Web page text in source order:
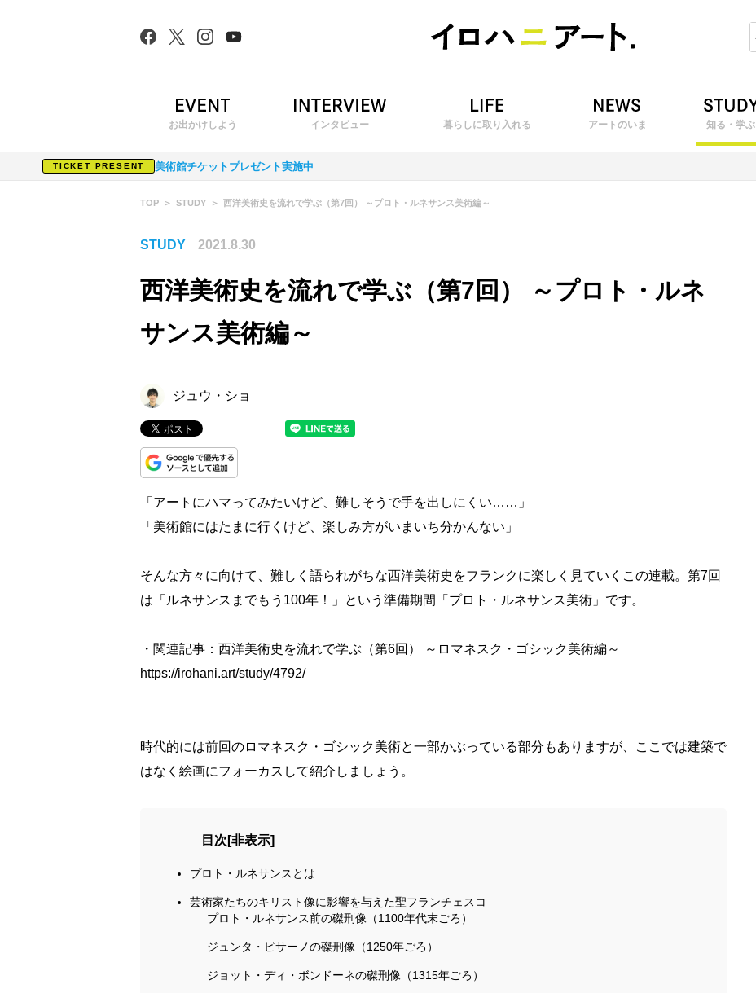
お出かけしよう インタビュー 暮らしに取り入れる アートのいま 知る・学ぶ
TICKET PRESENT 美術館チケットプレゼント実施中
TOP STUDY 西洋美術史を流れで学ぶ（第7回） ～プロト・ルネサンス美術編～
STUDY 2021.8.30
西洋美術史を流れで学ぶ（第7回） ～プロト・ルネ
サンス美術編～
ジュウ・ショ
「アートにハマってみたいけど、難しそうで手を出しにくい……」
「美術館にはたまに行くけど、楽しみ方がいまいち分かんない」
そんな方々に向けて、難しく語られがちな西洋美術史をフランクに楽しく見ていくこの連載。第7回
は「ルネサンスまでもう100年！」という準備期間「プロト・ルネサンス美術」です。
・関連記事：西洋美術史を流れで学ぶ（第6回） ～ロマネスク・ゴシック美術編～
https://irohani.art/study/4792/
時代的には前回のロマネスク・ゴシック美術と一部かぶっている部分もありますが、ここでは建築で
はなく絵画にフォーカスして紹介しましょう。
目次 [非表示]
プロト・ルネサンスとは
芸術家たちのキリスト像に影響を与えた聖フランチェスコ
プロト・ルネサンス前の磔刑像（1100年代末ごろ）
ジュンタ・ピサーノの磔刑像（1250年ごろ）
ジョット・ディ・ボンドーネの磔刑像（1315年ごろ）